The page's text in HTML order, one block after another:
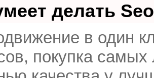
делать
в один
покупка